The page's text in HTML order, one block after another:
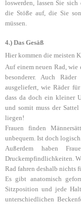
loswerden, lassen Sie
die Stöße auf, die Sie
müssen.
4.) Das Gesäß
Hier kommen die meisten
Auf einem neuen Rad, wie
besonderer. Auch
ausgeliefert, wie Räder
dass da doch ein kleiner
und somit muss der
liegen!
Frauen finden
unbequem. Ist doch
Außerdem haben
Druckempfindlichkeiten.
Rad fahren deshalb nichts
Es gibt anatomisch
Sitzposition und jede
unterschiedlichen